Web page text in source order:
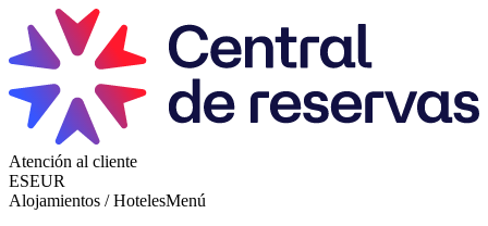
Atención al cliente
ESEUR
Alojamientos / HotelesMenú